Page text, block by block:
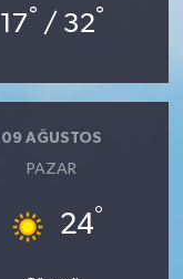
17° / 32°
09 AĞUSTOS
PAZAR
24°